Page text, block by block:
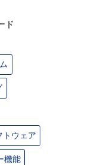
ド
トウェア
機能